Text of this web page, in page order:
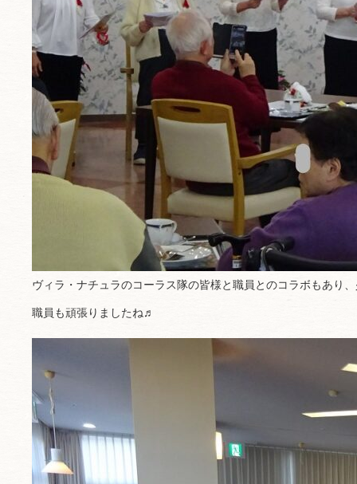
ヴィラ・ナチュラのコーラス隊の皆様と職員とのコラボもあり
職員も頑張りましたね♬